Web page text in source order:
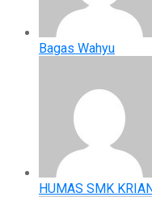
Bagas Wahyu
HUMAS SMK